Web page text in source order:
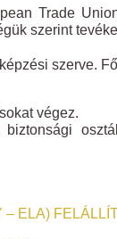
Trade
szerint
szerve.
végez.
– ELA)